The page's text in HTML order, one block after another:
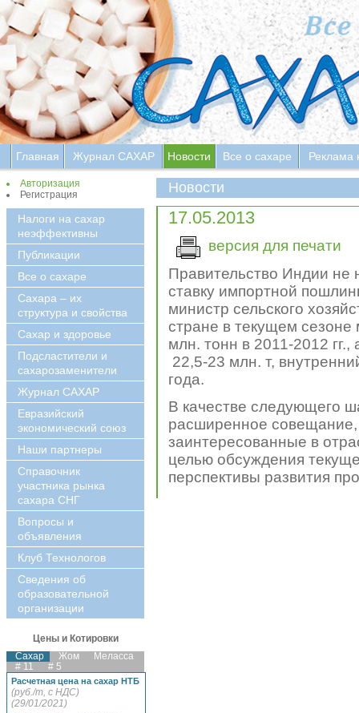
Главная Журнал САХАР Новости Все о сахаре Реклама
Авторизация
Регистрация
Налоги на сахар
неэффективны
Публикации
Все о сахаре
Сахара – их
структура и свойства
Сахар и здоровье
Подсластители и
сахарозаменители
Журнал САХАР
Евразийский
экономический союз
Наши партнеры
Справочник
участника рынка
сахара СНГ
Вопросы и
объявления
Клуб Технологов
Сведения об
образовательной
организации
Цены и Котировки
Сахар
Жом
Меласса
# 11
# 5
Расчетная цена на сахар НТБ
(руб./т, с НДС)
(29/01/2021)
Новости
17.05.2013
версия для печати
Правительство Индии не
ставку импортной
министр сельского
стране в текущем сезоне
млн. тонн в 2011-2012 гг.,
22,5-23 млн. т,
года.
В качестве следующего
расширенное совещание,
заинтересованные в
целью обсуждения
перспективы развития